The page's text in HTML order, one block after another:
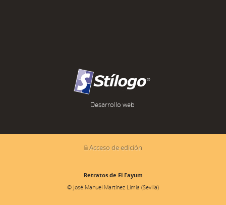
Desarrollo web
Acceso de edición
Retratos de El Fayum
© José Manuel Martínez Limia (Sevilla)